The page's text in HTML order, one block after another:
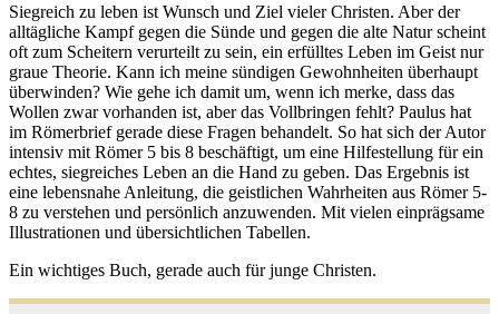
Siegreich zu leben ist Wunsch und Ziel vieler Christen. Aber der
alltägliche Kampf gegen die Sünde und gegen die alte Natur scheint
oft zum Scheitern verurteilt zu sein, ein erfülltes Leben im Geist nur
graue Theorie. Kann ich meine sündigen Gewohnheiten überhaupt
überwinden? Wie gehe ich damit um, wenn ich merke, dass das
Wollen zwar vorhanden ist, aber das Vollbringen fehlt? Paulus hat
im Römerbrief gerade diese Fragen behandelt. So hat sich der Autor
intensiv mit Römer 5 bis 8 beschäftigt, um eine Hilfestellung für ein
echtes, siegreiches Leben an die Hand zu geben. Das Ergebnis ist
eine lebensnahe Anleitung, die geistlichen Wahrheiten aus Römer 5-
8 zu verstehen und persönlich anzuwenden. Mit vielen einprägsame
Illustrationen und übersichtlichen Tabellen.
Ein wichtiges Buch, gerade auch für junge Christen.